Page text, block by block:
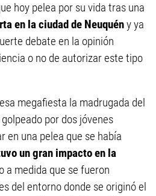
hoy pelea por su vida tras una
en la ciudad de Neuquény ya
debate en la opinión
o no de autorizar este tipo
megafiesta la madrugada del
por dos jóvenes
en una pelea que se había
un gran impacto en la
a medida que se fueron
del entorno donde se originó el